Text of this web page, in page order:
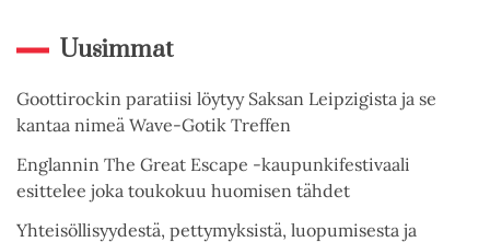
Uusimmat
Goottirockin paratiisi löytyy Saksan Leipzigista ja se
kantaa nimeä Wave-Gotik Treffen
Englannin The Great Escape -kaupunkifestivaali
esittelee joka toukokuu huomisen tähdet
Yhteisöllisyydestä, pettymyksistä, luopumisesta ja